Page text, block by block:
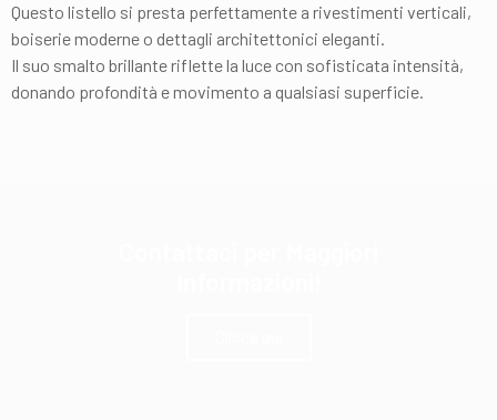
Questo listello si presta perfettamente a rivestimenti verticali,
boiserie moderne o dettagli architettonici eleganti.
Il suo smalto brillante riflette la luce con sofisticata intensità,
donando profondità e movimento a qualsiasi superficie.